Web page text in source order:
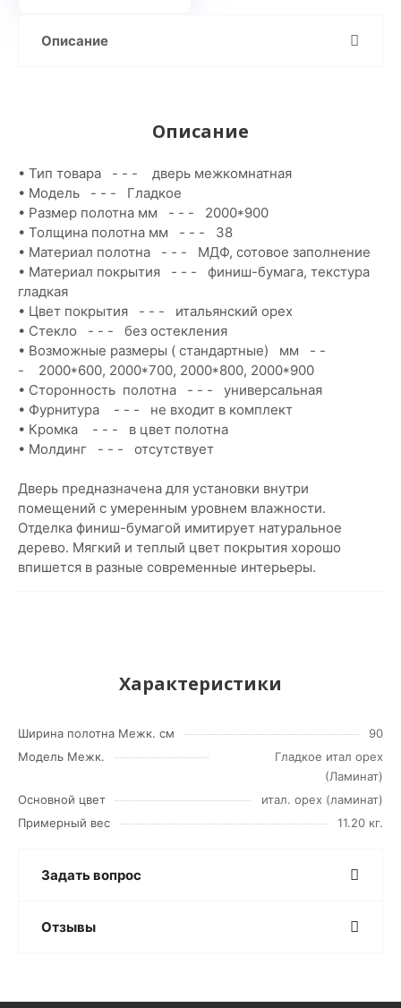
Описание
Описание
• Тип товара - - - дверь межкомнатная
• Модель - - - Гладкое
• Размер полотна мм - - - 2000*900
• Толщина полотна мм - - - 38
• Материал полотна - - - МДФ, сотовое заполнение
• Материал покрытия - - - финиш-бумага, текстура
гладкая
• Цвет покрытия - - - итальянский орех
• Стекло - - - без остекления
• Возможные размеры ( стандартные) мм - -
- 2000*600, 2000*700, 2000*800, 2000*900
• Сторонность полотна - - - универсальная
• Фурнитура - - - не входит в комплект
• Кромка - - - в цвет полотна
• Молдинг - - - отсутствует
Дверь предназначена для установки внутри
помещений с умеренным уровнем влажности.
Отделка финиш-бумагой имитирует натуральное
дерево. Мягкий и теплый цвет покрытия хорошо
впишется в разные современные интерьеры.
Характеристики
Ширина полотна Межк. см
90
Модель Межк.
Гладкое итал орех
(Ламинат)
Основной цвет
итал. орех (ламинат)
Примерный вес
11.20 кг.
Задать вопрос
Отзывы